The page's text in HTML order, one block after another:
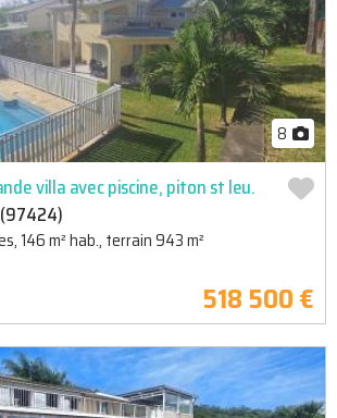
8
villa avec piscine, piton st leu.
146 m² hab., terrain 943 m²
518 500 €